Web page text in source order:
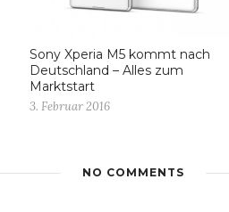
Sony Xperia M5 kommt nach
Deutschland – Alles zum
Marktstart
3. Februar 2016
NO COMMENTS